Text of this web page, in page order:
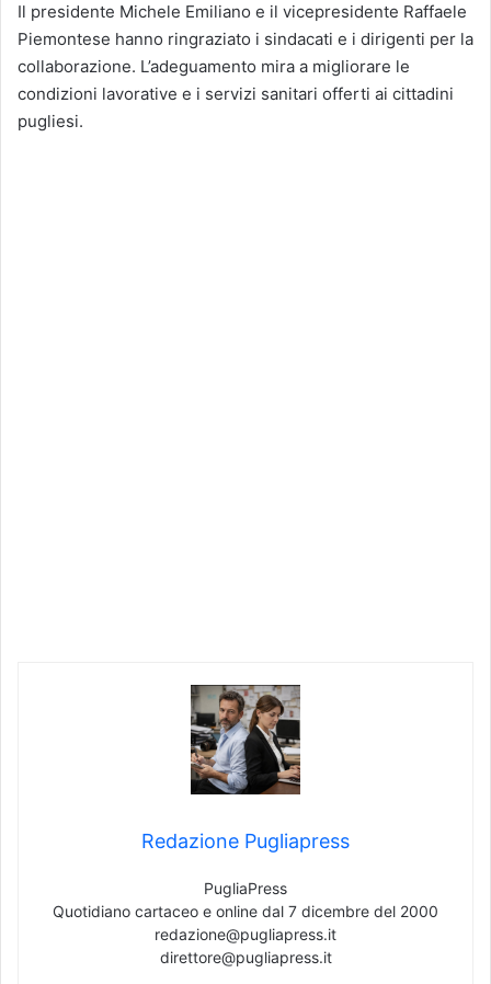
Il presidente Michele Emiliano e il vicepresidente Raffaele
Piemontese hanno ringraziato i sindacati e i dirigenti per la
collaborazione. L’adeguamento mira a migliorare le
condizioni lavorative e i servizi sanitari offerti ai cittadini
pugliesi.
Redazione Pugliapress
PugliaPress
Quotidiano cartaceo e online dal 7 dicembre del 2000
redazione@pugliapress.it
direttore@pugliapress.it